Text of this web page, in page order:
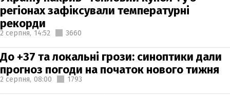
регіонах зафіксували температурні
рекорди
2 серпня, 14:52 3660
До +37 та локальні грози: синоптики дали
прогноз погоди на початок нового тижня
2 серпня, 08:00 1793